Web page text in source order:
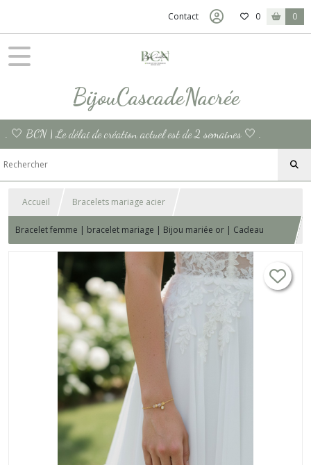
Contact 0 0
BijouCascadeNacrée
. 🤍 BCN | Le délai de création actuel est de 2 semaines 🤍 .
Accueil Bracelets mariage acier
Bracelet femme | bracelet mariage | Bijou mariée or | Cadeau
demoiselle d'honneur | acier inox , cristal cadeau anniversaire |